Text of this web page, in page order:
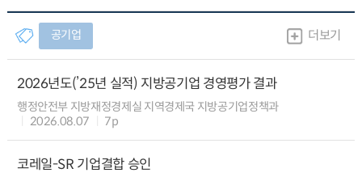
공기업 더보기
2026년도(’25년 실적) 지방공기업 경영평가 결과
행정안전부 지방재정경제실 지역경제국 지방공기업정책과
2026.08.07
7p
코레일-SR 기업결합 승인